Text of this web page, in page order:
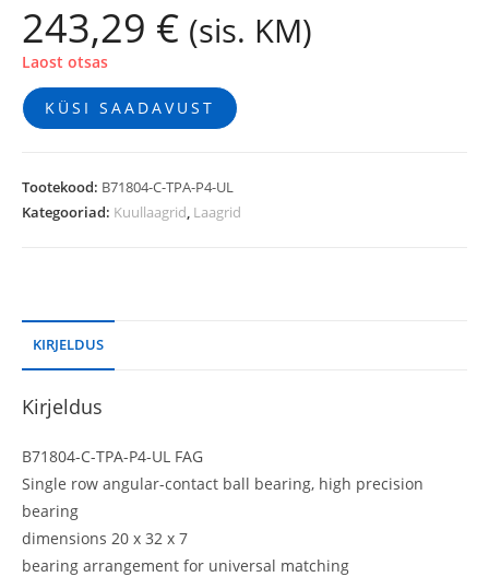
243,29 € (sis. KM)
Laost otsas
KÜSI SAADAVUST
Tootekood: B71804-C-TPA-P4-UL
Kategooriad: Kuullaagrid, Laagrid
KIRJELDUS
Kirjeldus
B71804-C-TPA-P4-UL FAG
Single row angular-contact ball bearing, high precision
bearing
dimensions 20 x 32 x 7
bearing arrangement for universal matching